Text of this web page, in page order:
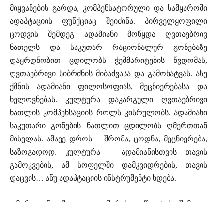
მიყვანების გარდა, კომპენსატორული და სამყაროში
ადაპტაციის ფუნქციაც შეიძინა. პირველყოფილი
ცოდვის შემდეგ ადამიანი მოწყდა ღვთაებრივ
ნათელს და საკუთარ რაციონალურ გონებაზე
დაყრდნობით ცდილობს ჭეშმარიტების წვდომას,
ღვთაებრივი სიბრძნის მიბაძვასა და გამოხატვას. ასე
ქმნის ადამიანი ფილოსოფიას, მეცნიერებასა და
ხელოვნებას. კულტურა დაკარგული ღვთაებრივი
ნათლის კომპენსაციის როლს კისრულობს. ადამიანი
საკუთარი გონების ნათლით ცდილობს ღმერთთან
მისვლას. ამავე დროს, – შრომა, ცოდნა, მეცნიერება,
საზოგადოდ, კულტურა – ადამიანისთვის თავის
გამოკვების, ამ სოფელში დამკვიდრების, თავის
დაცვის… ანუ ადაპტაციის ინსტრუმენტი ხდება.